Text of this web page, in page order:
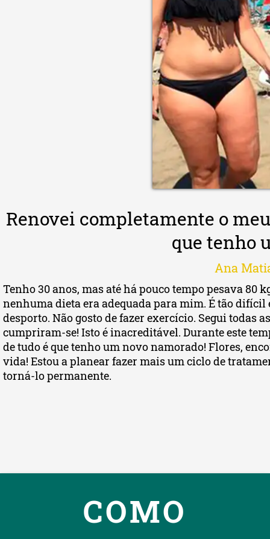
completamente o meu
que tenho um
Ana Matias 30
anos, mas até há pouco tempo pesava 80 kg.
dieta era adequada para mim. É tão difícil
Não gosto de fazer exercício. Segui todas as
se! Isto é inacreditável. Durante este tempo,
que tenho um novo namorado! Flores,
a planear fazer mais um ciclo de tratamento. E
permanente.
COMO